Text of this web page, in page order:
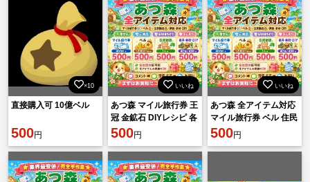
×10
直接購入可 10億ベル
500円
いいね
あつ森 マイル旅行券 王
冠 金鉱石 DIYレシピ 各
種素材 500円 相談可
500円
いいね
あつ森 全アイテム対応
マイル旅行券 ベル 住民
勧誘 家具 素材 DIY 即対
500円